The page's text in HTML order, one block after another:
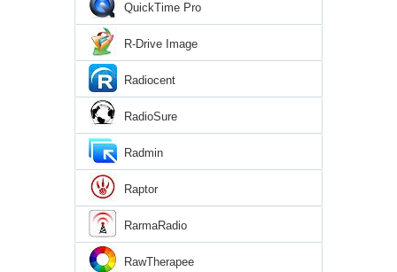
QuickTime Pro
R-Drive Image
Radiocent
RadioSure
Radmin
Raptor
RarmaRadio
RawTherapee